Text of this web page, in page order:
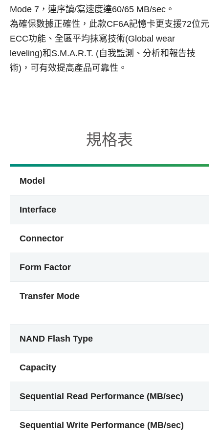
Mode 7，連序讀/寫速度達60/65 MB/sec。
為確保數據正確性，此款CF6A記憶卡更支援72位元
ECC功能、全區平均抹寫技術(Global wear
leveling)和S.M.A.R.T. (自我監測、分析和報告技
術)，可有效提高產品可靠性。
規格表
Model
Interface
Connector
Form Factor
Transfer Mode
NAND Flash Type
Capacity
Sequential Read Performance (MB/sec)
Sequential Write Performance (MB/sec)